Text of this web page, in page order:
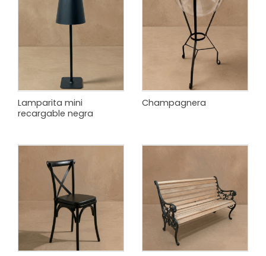
Lamparita mini
recargable negra
Champagnera